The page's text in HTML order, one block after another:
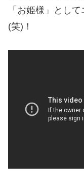
「お姫様」とし
(笑)！